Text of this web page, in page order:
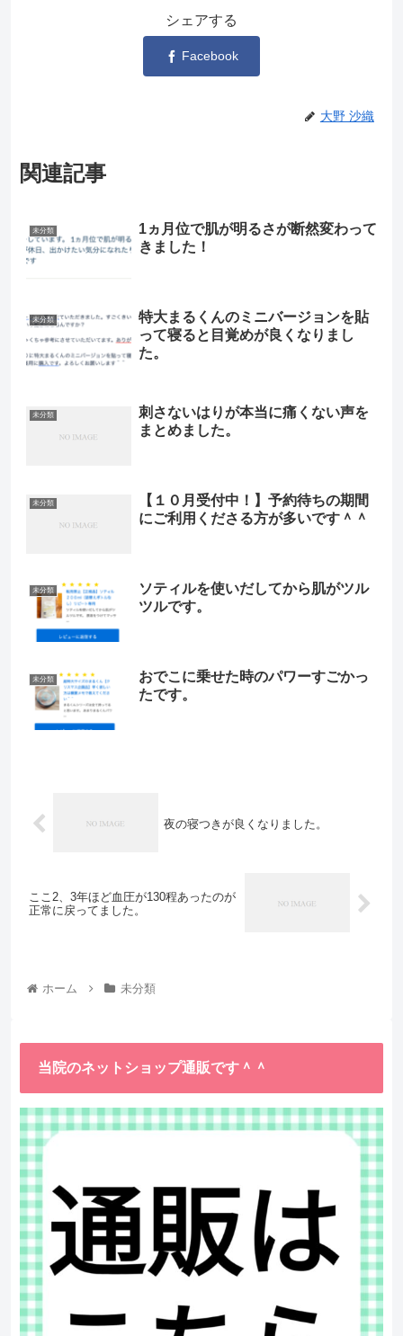
シェアする
Facebook
大野 沙織
関連記事
未分類
1ヵ月位で肌が明るさが断然変わって
きました！
未分類
特大まるくんのミニバージョンを貼
って寝ると目覚めが良くなりまし
た。
未分類
刺さないはりが本当に痛くない声を
まとめました。
未分類
【１０月受付中！】予約待ちの期間
にご利用くださる方が多いです＾＾
未分類
ソティルを使いだしてから肌がツル
ツルです。
未分類
おでこに乗せた時のパワーすごかっ
たです。
夜の寝つきが良くなりました。
ここ2、3年ほど血圧が130程あったのが
正常に戻ってました。
ホーム 未分類
当院のネットショップ通販です＾＾